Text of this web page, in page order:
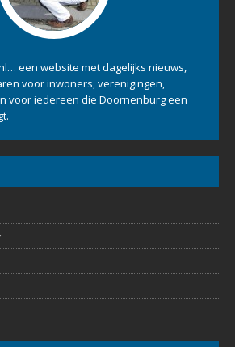
een website met dagelijks nieuws,
voor inwoners, verenigingen,
voor iedereen die Doornenburg een